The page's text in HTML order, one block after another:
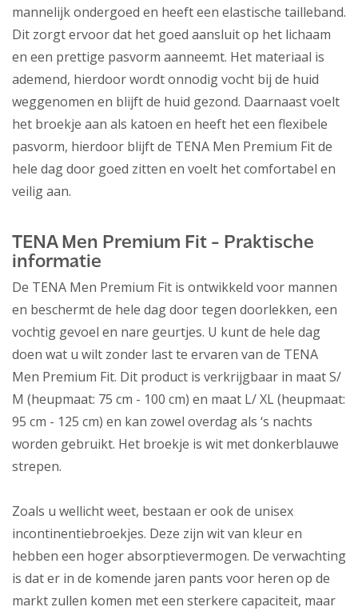
mannelijk ondergoed en heeft een elastische tailleband.
Dit zorgt ervoor dat het goed aansluit op het lichaam
en een prettige pasvorm aanneemt. Het materiaal is
ademend, hierdoor wordt onnodig vocht bij de huid
weggenomen en blijft de huid gezond. Daarnaast voelt
het broekje aan als katoen en heeft het een flexibele
pasvorm, hierdoor blijft de TENA Men Premium Fit de
hele dag door goed zitten en voelt het comfortabel en
veilig aan.
TENA Men Premium Fit - Praktische
informatie
De TENA Men Premium Fit is ontwikkeld voor mannen
en beschermt de hele dag door tegen doorlekken, een
vochtig gevoel en nare geurtjes. U kunt de hele dag
doen wat u wilt zonder last te ervaren van de TENA
Men Premium Fit. Dit product is verkrijgbaar in maat S/
M (heupmaat: 75 cm - 100 cm) en maat L/ XL (heupmaat:
95 cm - 125 cm) en kan zowel overdag als ‘s nachts
worden gebruikt. Het broekje is wit met donkerblauwe
strepen.
Zoals u wellicht weet, bestaan er ook de unisex
incontinentiebroekjes. Deze zijn wit van kleur en
hebben een hoger absorptievermogen. De verwachting
is dat er in de komende jaren pants voor heren op de
markt zullen komen met een sterkere capaciteit, maar